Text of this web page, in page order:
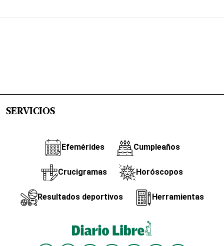
SERVICIOS
Efemérides Cumpleaños
Crucigramas Horóscopos
Resultados deportivos Herramientas